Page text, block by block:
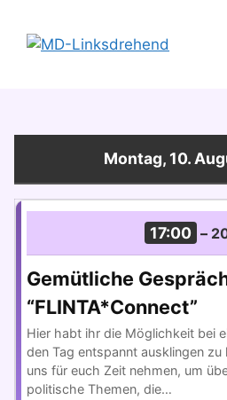
Inhalt
springen
Montag, 10.
17:00 –
Gemütliche
“FLINTA*Connect”
Hier habt ihr die Möglichkeit bei
den Tag entspannt ausklingen
uns für euch Zeit nehmen, um
politische Themen, die…